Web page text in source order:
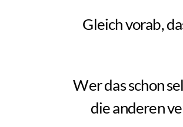
Gleich vorab,
Wer das schon
die anderen